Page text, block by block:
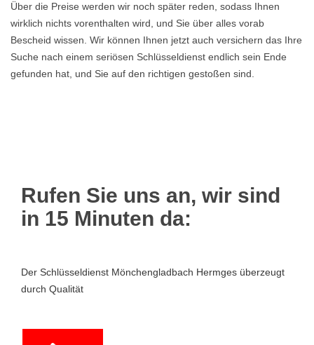
Über die Preise werden wir noch später reden, sodass Ihnen
wirklich nichts vorenthalten wird, und Sie über alles vorab
Bescheid wissen. Wir können Ihnen jetzt auch versichern das Ihre
Suche nach einem seriösen Schlüsseldienst endlich sein Ende
gefunden hat, und Sie auf den richtigen gestoßen sind.
Rufen Sie uns an, wir sind
in 15 Minuten da:
Der Schlüsseldienst Mönchengladbach Hermges überzeugt
durch Qualität